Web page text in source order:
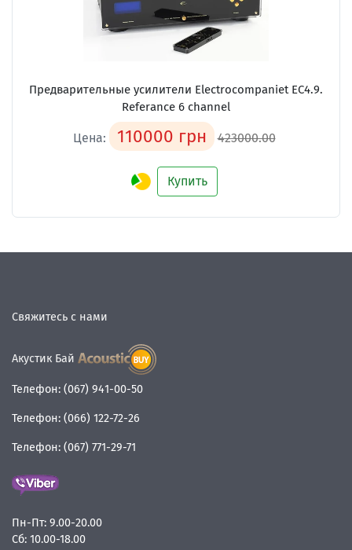
Предварительные усилители Electrocompaniet EC4.9.
Referance 6 channel
Цена: 110000 грн 423000.00
Купить
Свяжитесь с нами
Акустик Бай
Телефон: (067) 941-00-50
Телефон: (066) 122-72-26
Телефон: (067) 771-29-71
Пн-Пт: 9.00-20.00
Сб: 10.00-18.00